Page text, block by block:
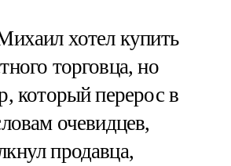
хотел купить
торговца, но
который перерос в
очевидцев,
продавца,